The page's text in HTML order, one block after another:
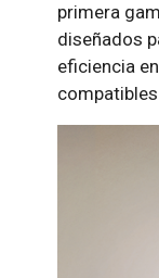
primera
diseñados
eficiencia